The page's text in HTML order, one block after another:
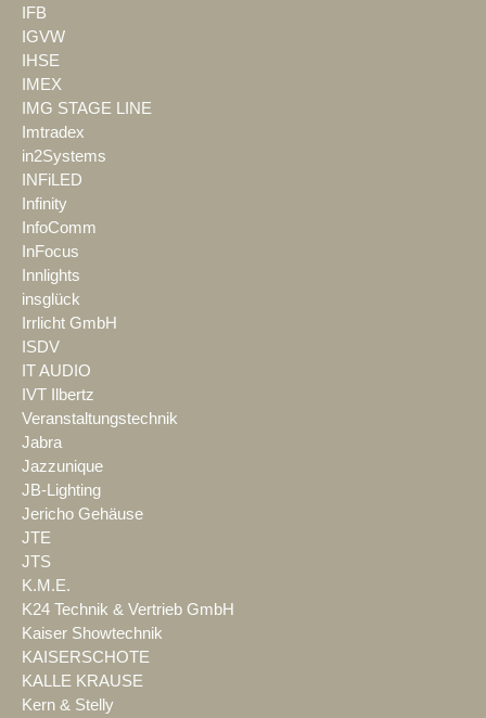
IFB
IGVW
IHSE
IMEX
IMG STAGE LINE
Imtradex
in2Systems
INFiLED
Infinity
InfoComm
InFocus
Innlights
insglück
Irrlicht GmbH
ISDV
IT AUDIO
IVT Ilbertz
Veranstaltungstechnik
Jabra
Jazzunique
JB-Lighting
Jericho Gehäuse
JTE
JTS
K.M.E.
K24 Technik & Vertrieb GmbH
Kaiser Showtechnik
KAISERSCHOTE
KALLE KRAUSE
Kern & Stelly